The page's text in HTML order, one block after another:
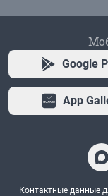
Google
App
Контактные данные